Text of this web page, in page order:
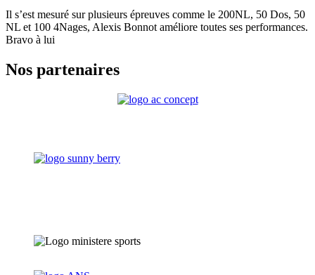
Il s’est mesuré sur plusieurs épreuves comme le 200NL, 50 Dos, 50
NL et 100 4Nages, Alexis Bonnot améliore toutes ses performances.
Bravo à lui
Nos partenaires